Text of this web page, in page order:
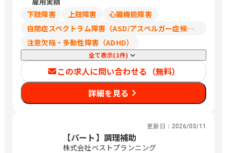
リングスホテル名古屋 京都府京都市左
イス ウエディングヒルズ 大阪府大阪市
住之江区南港北2-8-1 大阪 アートグレ
イス ウエディングコースト 大阪府大阪
市西区新町1-1-18 心斎橋 セントグレ
ースヴィラ / 土呂、新浦安、表参道、横
浜、ささしまライブ、出町柳、トレード
センター前、本町
下肢障害
上肢障害
心臓機能障害
自閉症スペクトラム障害（ASD/アスペルガー症候群/広汎性発達障害）
注意欠陥・多動性障害（ADHD）
全て表示(1件)
この求人に問い合わせる（無料）
詳細を見る
更新日： 2026/03/11
【パート】調理補助
株式会社ベストプランニング